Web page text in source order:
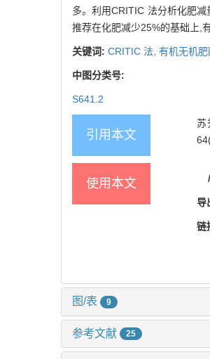
多。利用CRITIC 法分析化肥
推荐在化肥减少25%的基础上,
关键词: CRITIC 法, 有机无机肥
中图分类号:
S641.2
引用本文
苏
使用本文
导
链
图/表 9
参考文献 25